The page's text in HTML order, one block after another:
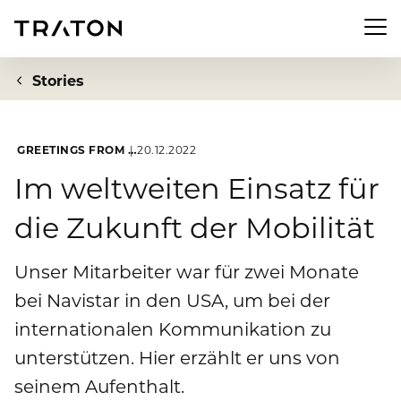
Zur Übersichtsseite: Unternehmen
Über uns
Strategie
Vorstand
Aufsichtsrat
Investor Relations
Zur Übersichtsseite: Investor Relations
Aktie
Finanzkennzahlen
Newsroom
Zur Übersichtsseite: Newsroom
Pressemeldungen
Nachhaltigkeit
Zur Übersichtsseite: Nachhaltigkeit
Stories
GREETINGS FROM …20.12.2022
Im weltweiten Einsatz für
die Zukunft der Mobilität
Unser Mitarbeiter war für zwei Monate
bei Navistar in den USA, um bei der
internationalen Kommunikation zu
unterstützen. Hier erzählt er uns von
seinem Aufenthalt.